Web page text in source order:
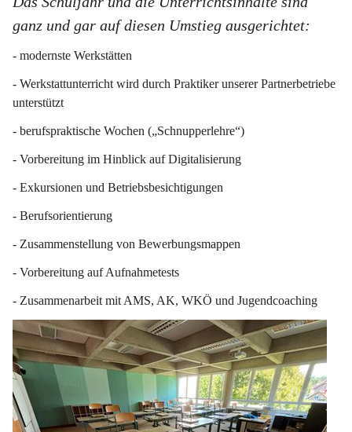
ganz und gar auf diesen Umstieg ausgerichtet:
- modernste Werkstätten
- Werkstattunterricht wird durch Praktiker unserer Partnerbetriebe
unterstützt
- berufspraktische Wochen („Schnupperlehre“)
- Vorbereitung im Hinblick auf Digitalisierung
- Exkursionen und Betriebsbesichtigungen
- Berufsorientierung
- Zusammenstellung von Bewerbungsmappen
- Vorbereitung auf Aufnahmetests
- Zusammenarbeit mit AMS, AK, WKÖ und Jugendcoaching